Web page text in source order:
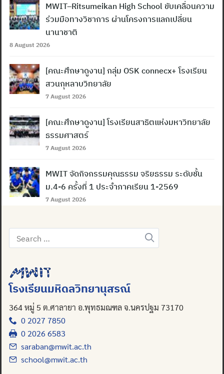
MWIT–Ritsumeikan High School ขับเคลื่อนความ
ร่วมมือทางวิชาการ ผ่านโครงการแลกเปลี่ยน
นานาชาติ
8 August 2026
[คณะศึกษาดูงาน] กลุ่ม OSK connecx+ โรงเรียน
สวนกุหลาบวิทยาลัย
7 August 2026
[คณะศึกษาดูงาน] โรงเรียนสาธิตแห่งมหาวิทยาลัย
ธรรมศาสตร์
7 August 2026
MWIT จัดกิจกรรมคุณธรรม จริยธรรม ระดับชั้น
ม.4-6 ครั้งที่ 1 ประจำภาคเรียน 1-2569
7 August 2026
Search
for:
โรงเรียนมหิดลวิทยานุสรณ์
364 หมู่ 5 ต.ศาลายา อ.พุทธมณฑล จ.นครปฐม 73170
0 2027 7850
0 2026 6583
saraban@mwit.ac.th
school@mwit.ac.th